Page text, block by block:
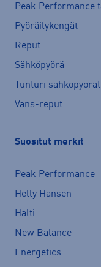
Peak Performance
Pyöräilykengät
Reput
Sähköpyörä
Tunturi sähköpyörät
Vans-reput
Suositut merkit
Peak Performance
Helly Hansen
Halti
New Balance
Energetics